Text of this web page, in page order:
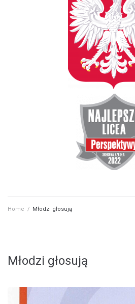
Home / Młodzi głosują
Młodzi głosują